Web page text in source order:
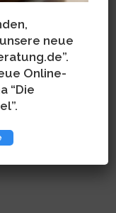
Dr. Schüssler
neue
Online-
“Die